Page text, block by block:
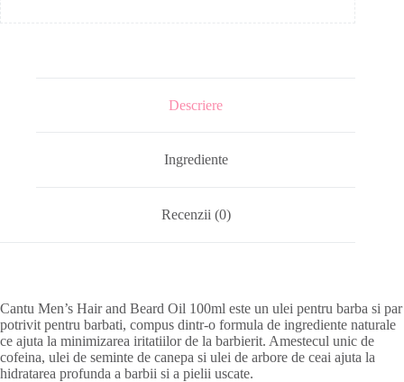
Descriere
Ingrediente
Recenzii (0)
Cantu Men’s Hair and Beard Oil 100ml este un ulei pentru barba si par
potrivit pentru barbati, compus dintr-o formula de ingrediente naturale
ce ajuta la minimizarea iritatiilor de la barbierit. Amestecul unic de
cofeina, ulei de seminte de canepa si ulei de arbore de ceai ajuta la
hidratarea profunda a barbii si a pielii uscate.